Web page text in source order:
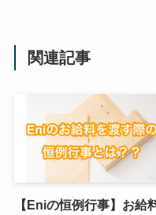
関連記事
【Eniの恒例行事】お給